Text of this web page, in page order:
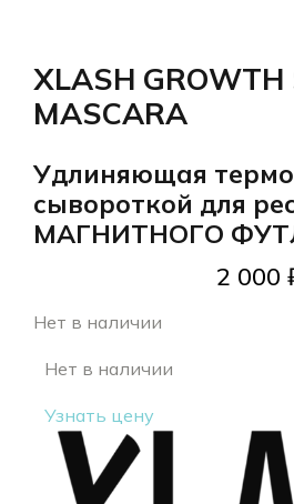
XLASH GROWTH
MASCARA
Удлиняющая
сывороткой для
МАГНИТНОГО
2 000
Нет в наличии
Нет в наличии
Узнать цену